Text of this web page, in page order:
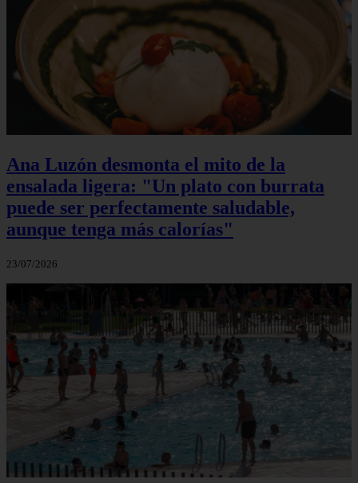
Ana Luzón desmonta el mito de la
ensalada ligera: "Un plato con burrata
puede ser perfectamente saludable,
aunque tenga más calorías"
23/07/2026